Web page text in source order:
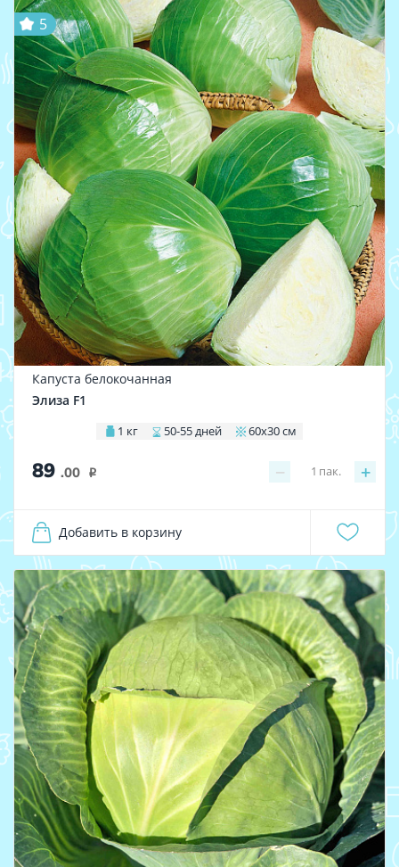
5
Капуста белокочанная
Элиза F1
1 кг 50-55 дней 60х30 см
89 .00 i − +
1 пак.
Добавить в корзину